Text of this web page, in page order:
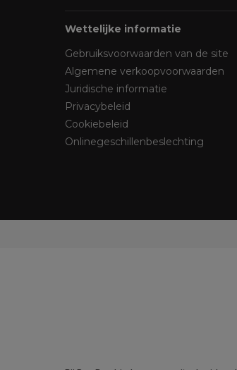
Wettelijke informatie
Gebruiksvoorwaarden van de site
Algemene verkoopvoorwaarden
Juridische informatie
Privacybeleid
Cookiebeleid
Onlinegeschillenbeslechting